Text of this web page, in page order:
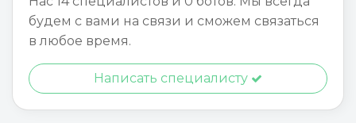
будем с вами на связи и сможем связаться
в любое время.
Написать специалисту